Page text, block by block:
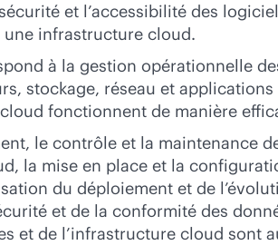
Acheter maintenant
et l’accessibilité des
infrastructure cloud.
à la gestion opérationnelle
stockage, réseau et
fonctionnent de manière
le contrôle et la maintenance
la mise en place et la
du déploiement et de
et de la conformité des
et de l’infrastructure cloud sont